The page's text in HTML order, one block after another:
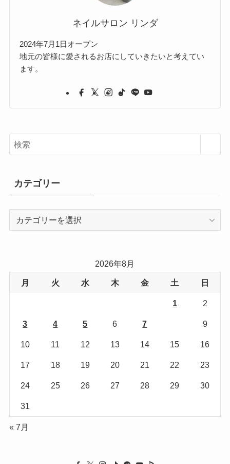
ネイルサロン リンダ
2024年7月1日オープン
地元の皆様に愛されるお店にしていきたいと考えてい
ます。
カテゴリー
2026年8月
月 火 水 木 金 土 日
1 2
3 4 5 6 7 9
10 11 12 13 14 15 16
17 18 19 20 21 22 23
24 25 26 27 28 29 30
31
« 7月